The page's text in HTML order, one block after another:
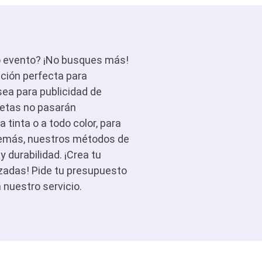
¡No busques más!
perfecta para
para publicidad de
no pasarán
tinta o a todo color, para
nuestros métodos de
¡Crea tu
Pide tu presupuesto
servicio.